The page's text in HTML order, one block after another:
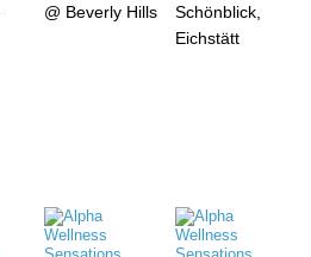
@ Beverly Hills
Schönblick,
Eichstätt